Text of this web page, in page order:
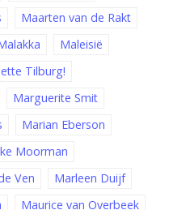
Maarten van de Rakt
Maleisië
Tilburg!
Marguerite Smit
Marian Eberson
Moorman
Ven
Marleen Duijf
Maurice van Overbeek